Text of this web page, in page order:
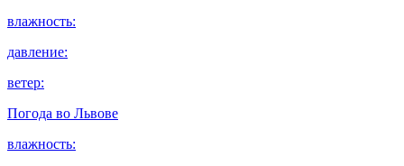
влажность:
давление:
ветер:
Погода во Львове
влажность: